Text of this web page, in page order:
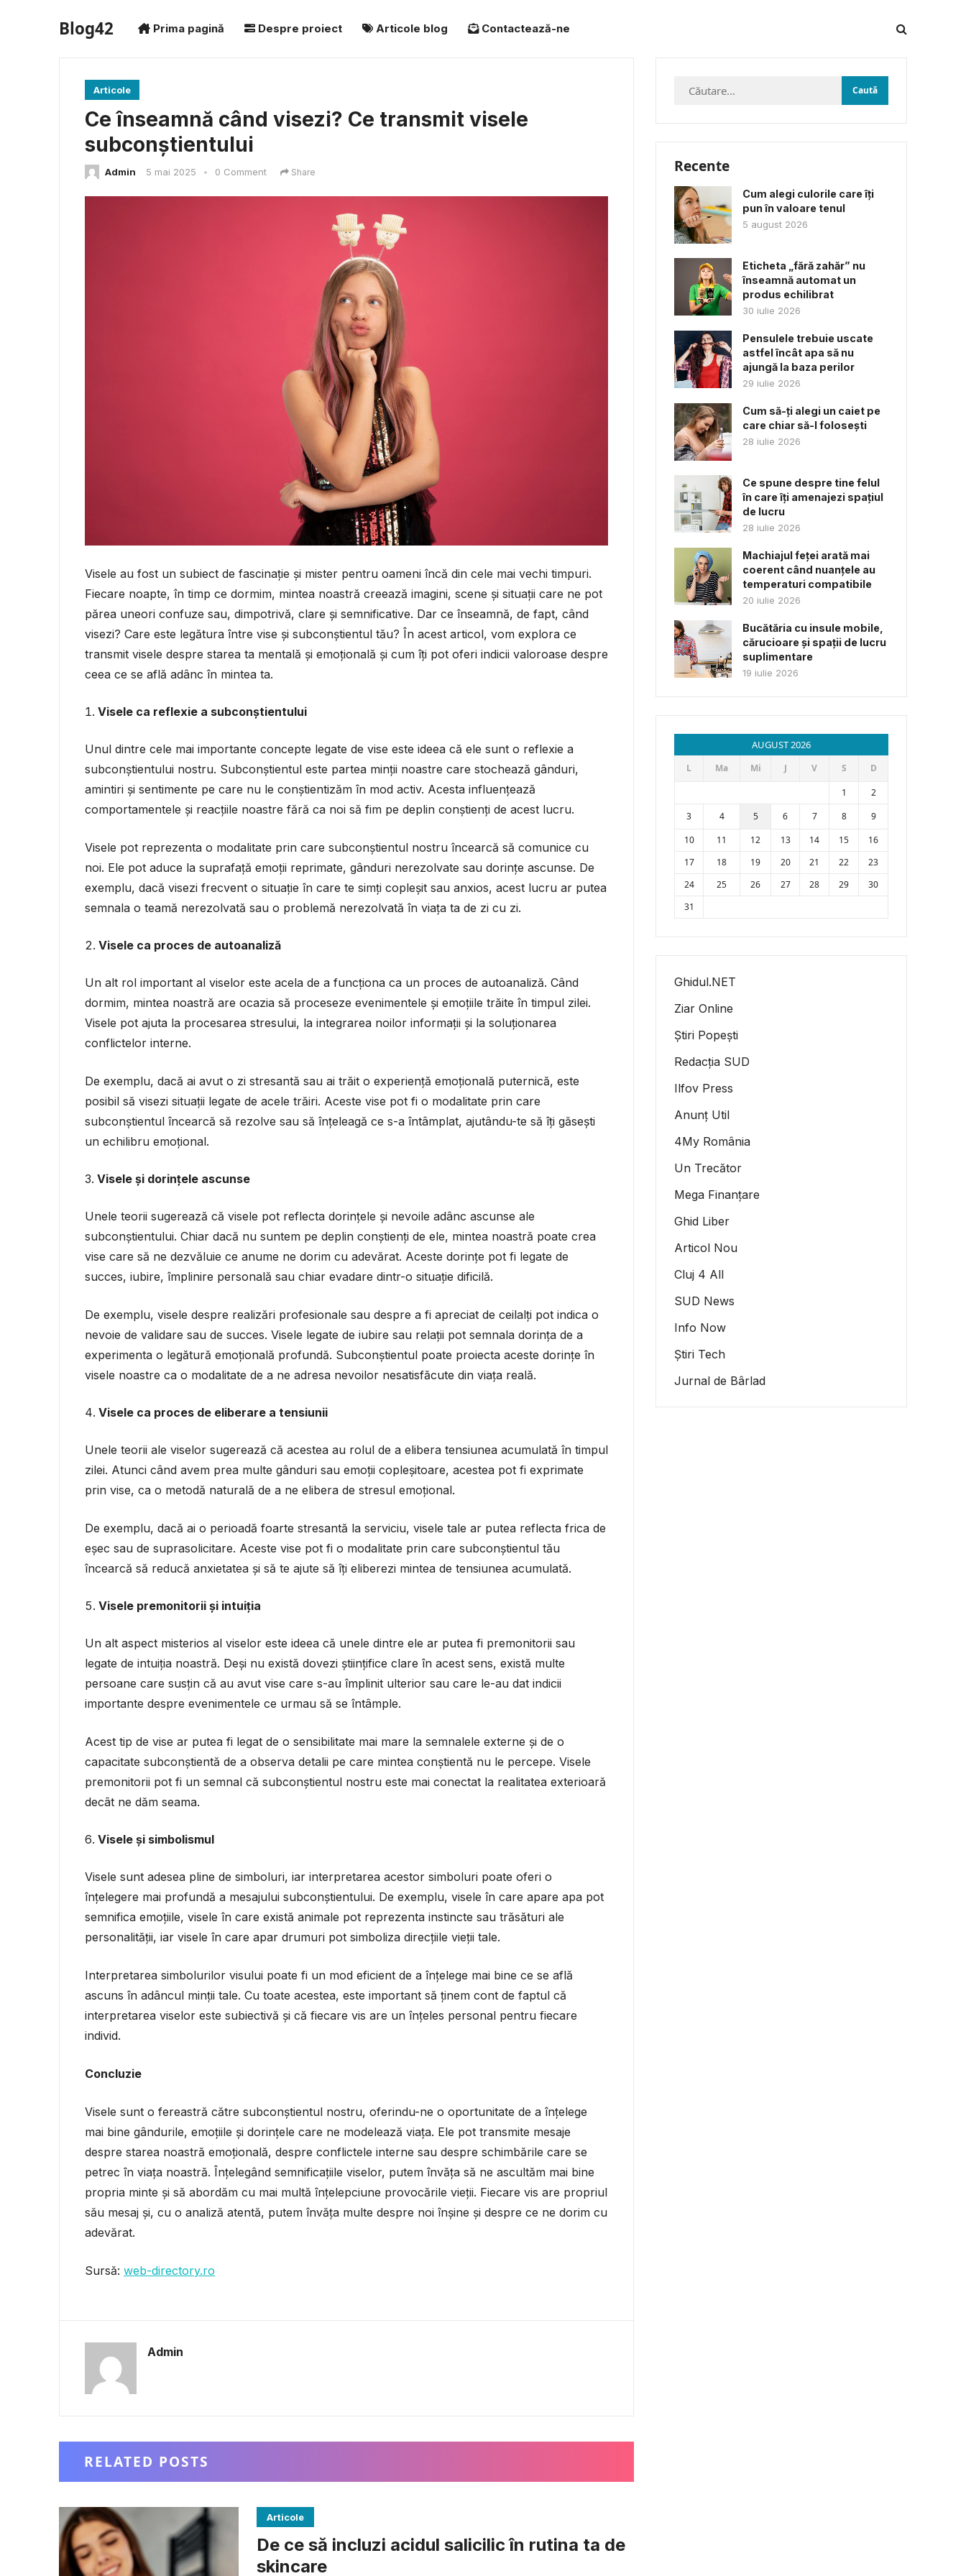
Blog42 Prima pagină Despre proiect Articole blog Contactează-ne
Articole
Ce înseamnă când visezi? Ce transmit visele
subconștientului
Admin 5 mai 2025 • 0 Comment Share
Visele au fost un subiect de fascinație și mister pentru oameni încă din cele mai vechi timpuri.
Fiecare noapte, în timp ce dormim, mintea noastră creează imagini, scene și situații care ne pot
părea uneori confuze sau, dimpotrivă, clare și semnificative. Dar ce înseamnă, de fapt, când
visezi? Care este legătura între vise și subconștientul tău? În acest articol, vom explora ce
transmit visele despre starea ta mentală și emoțională și cum îți pot oferi indicii valoroase despre
ceea ce se află adânc în mintea ta.
Visele ca reflexie a subconștientului
Unul dintre cele mai importante concepte legate de vise este ideea că ele sunt o reflexie a
subconștientului nostru. Subconștientul este partea minții noastre care stochează gânduri,
amintiri și sentimente pe care nu le conștientizăm în mod activ. Acesta influențează
comportamentele și reacțiile noastre fără ca noi să fim pe deplin conștienți de acest lucru.
Visele pot reprezenta o modalitate prin care subconștientul nostru încearcă să comunice cu
noi. Ele pot aduce la suprafață emoții reprimate, gânduri nerezolvate sau dorințe ascunse. De
exemplu, dacă visezi frecvent o situație în care te simți copleșit sau anxios, acest lucru ar putea
semnala o teamă nerezolvată sau o problemă nerezolvată în viața ta de zi cu zi.
Visele ca proces de autoanaliză
Un alt rol important al viselor este acela de a funcționa ca un proces de autoanaliză. Când
dormim, mintea noastră are ocazia să proceseze evenimentele și emoțiile trăite în timpul zilei.
Visele pot ajuta la procesarea stresului, la integrarea noilor informații și la soluționarea
conflictelor interne.
De exemplu, dacă ai avut o zi stresantă sau ai trăit o experiență emoțională puternică, este
posibil să visezi situații legate de acele trăiri. Aceste vise pot fi o modalitate prin care
subconștientul încearcă să rezolve sau să înțeleagă ce s-a întâmplat, ajutându-te să îți găsești
un echilibru emoțional.
Visele și dorințele ascunse
Unele teorii sugerează că visele pot reflecta dorințele și nevoile adânc ascunse ale
subconștientului. Chiar dacă nu suntem pe deplin conștienți de ele, mintea noastră poate crea
vise care să ne dezvăluie ce anume ne dorim cu adevărat. Aceste dorințe pot fi legate de
succes, iubire, împlinire personală sau chiar evadare dintr-o situație dificilă.
De exemplu, visele despre realizări profesionale sau despre a fi apreciat de ceilalți pot indica o
nevoie de validare sau de succes. Visele legate de iubire sau relații pot semnala dorința de a
experimenta o legătură emoțională profundă. Subconștientul poate proiecta aceste dorințe în
visele noastre ca o modalitate de a ne adresa nevoilor nesatisfăcute din viața reală.
Visele ca proces de eliberare a tensiunii
Unele teorii ale viselor sugerează că acestea au rolul de a elibera tensiunea acumulată în timpul
zilei. Atunci când avem prea multe gânduri sau emoții copleșitoare, acestea pot fi exprimate
prin vise, ca o metodă naturală de a ne elibera de stresul emoțional.
De exemplu, dacă ai o perioadă foarte stresantă la serviciu, visele tale ar putea reflecta frica de
eșec sau de suprasolicitare. Aceste vise pot fi o modalitate prin care subconștientul tău
încearcă să reducă anxietatea și să te ajute să îți eliberezi mintea de tensiunea acumulată.
Visele premonitorii și intuiția
Un alt aspect misterios al viselor este ideea că unele dintre ele ar putea fi premonitorii sau
legate de intuiția noastră. Deși nu există dovezi științifice clare în acest sens, există multe
persoane care susțin că au avut vise care s-au împlinit ulterior sau care le-au dat indicii
importante despre evenimentele ce urmau să se întâmple.
Acest tip de vise ar putea fi legat de o sensibilitate mai mare la semnalele externe și de o
capacitate subconștientă de a observa detalii pe care mintea conștientă nu le percepe. Visele
premonitorii pot fi un semnal că subconștientul nostru este mai conectat la realitatea exterioară
decât ne dăm seama.
Visele și simbolismul
Visele sunt adesea pline de simboluri, iar interpretarea acestor simboluri poate oferi o
înțelegere mai profundă a mesajului subconștientului. De exemplu, visele în care apare apa pot
semnifica emoțiile, visele în care există animale pot reprezenta instincte sau trăsături ale
personalității, iar visele în care apar drumuri pot simboliza direcțiile vieții tale.
Interpretarea simbolurilor visului poate fi un mod eficient de a înțelege mai bine ce se află
ascuns în adâncul minții tale. Cu toate acestea, este important să ținem cont de faptul că
interpretarea viselor este subiectivă și că fiecare vis are un înțeles personal pentru fiecare
individ.
Concluzie
Visele sunt o fereastră către subconștientul nostru, oferindu-ne o oportunitate de a înțelege
mai bine gândurile, emoțiile și dorințele care ne modelează viața. Ele pot transmite mesaje
despre starea noastră emoțională, despre conflictele interne sau despre schimbările care se
petrec în viața noastră. Înțelegând semnificațiile viselor, putem învăța să ne ascultăm mai bine
propria minte și să abordăm cu mai multă înțelepciune provocările vieții. Fiecare vis are propriul
său mesaj și, cu o analiză atentă, putem învăța multe despre noi înșine și despre ce ne dorim cu
adevărat.
Sursă: web-directory.ro
Admin
RELATED POSTS
Articole
De ce să incluzi acidul salicilic în rutina ta de
skincare
Caută
Recente
Cum alegi culorile care îți
pun în valoare tenul
5 august 2026
Eticheta „fără zahăr” nu
înseamnă automat un
produs echilibrat
30 iulie 2026
Pensulele trebuie uscate
astfel încât apa să nu
ajungă la baza perilor
29 iulie 2026
Cum să-ți alegi un caiet pe
care chiar să-l folosești
28 iulie 2026
Ce spune despre tine felul
în care îți amenajezi spațiul
de lucru
28 iulie 2026
Machiajul feței arată mai
coerent când nuanțele au
temperaturi compatibile
20 iulie 2026
Bucătăria cu insule mobile,
cărucioare și spații de lucru
suplimentare
19 iulie 2026
AUGUST 2026
L Ma Mi J V S
D
1
2
3
4 5 6 7 8
9
10
11 12 13 14 15
16
17
18 19 20 21 22
23
24
25 26 27 28 29
30
31
Ghidul.NET
Ziar Online
Știri Popești
Redacția SUD
Ilfov Press
Anunț Util
4My România
Un Trecător
Mega Finanțare
Ghid Liber
Articol Nou
Cluj 4 All
SUD News
Info Now
Știri Tech
Jurnal de Bârlad